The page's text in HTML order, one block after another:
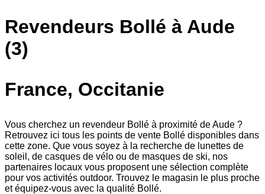
Revendeurs Bollé à Aude
(3)
France, Occitanie
Vous cherchez un revendeur Bollé à proximité de Aude ?
Retrouvez ici tous les points de vente Bollé disponibles dans
cette zone. Que vous soyez à la recherche de lunettes de
soleil, de casques de vélo ou de masques de ski, nos
partenaires locaux vous proposent une sélection complète
pour vos activités outdoor. Trouvez le magasin le plus proche
et équipez-vous avec la qualité Bollé.